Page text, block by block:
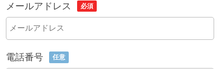
メールアドレス 必須
電話番号 任意